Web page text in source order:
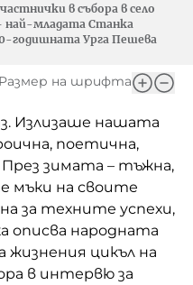
в събора в село
най-младата Станка
годишната Урга Пешева
Размер на шрифта
Излизаше нашата
поетична,
зимата – тъжна,
мъки на своите
за техните успехи,
описва народната
жизнения цикъл на
в интервю за